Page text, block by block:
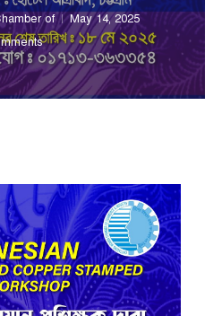
of
May 14, 2025